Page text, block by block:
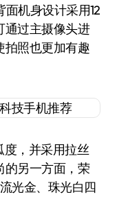
机身设计采用12
通过主摄像头进
拍照也更加有趣
度，并采用拉丝
的另一方面，荣
光金、珠光白四